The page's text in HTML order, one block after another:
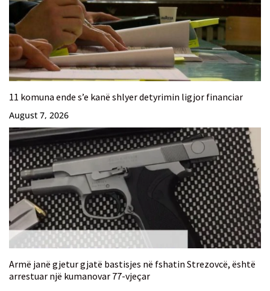
11 komuna ende s’e kanë shlyer detyrimin ligjor financiar
August 7, 2026
Armë janë gjetur gjatë bastisjes në fshatin Strezovcë, është
arrestuar një kumanovar 77-vjeçar